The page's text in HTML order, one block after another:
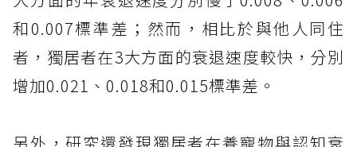
和0.007標準差；然而，相比於與他人同住
者，獨居者在3大方面的衰退速度較快，分別
增加0.021、0.018和0.015標準差。
另外，研究還發現獨居者在養寵物與認知衰